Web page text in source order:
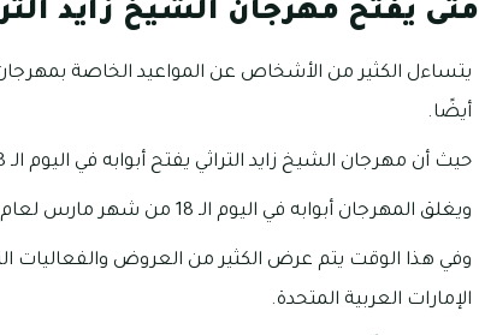
متى يفتح مهرجان الشيخ زايد
يتساءل الكثير من الأشخاص عن المواعيد الخاصة
أيضًا.
حيث أن مهرجان الشيخ زايد التراثي يفتح أبوابه في اليوم الـ 18 من شهر نوفمبر لعام 2022 ميلاديًا.
ويغلق المهرجان أبوابه في اليوم الـ 18 من شهر مارس لعام 2023 ميلاديًا.
وفي هذا الوقت يتم عرض الكثير من العروض والفعاليات
الإمارات العربية المتحدة.